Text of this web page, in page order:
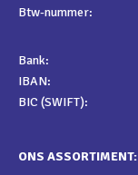
Btw-nummer:
Bank:
IBAN:
BIC (SWIFT):
ONS ASSORTIMENT: